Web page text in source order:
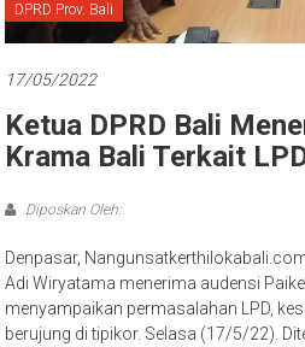
Bali
DPRD Prov. Bali
17/05/2022
Ketua DPRD Bali
Krama Bali Terkait
Diposkan Oleh:
Denpasar,
Adi Wiryatama menerima audensi
menyampaikan permasalahan LPD,
berujung di tipikor. Selasa (17/5/22).